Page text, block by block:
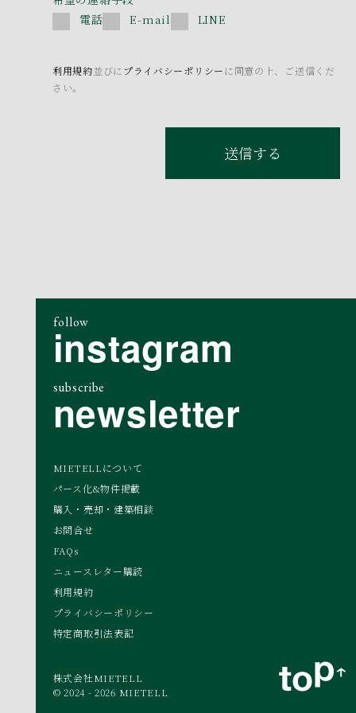
電話
E-mail LINE
利用規約並びに プライバシーポリシーに同意の上、ご送信くだ
さい。
送信する
follow
instagram
subscribe
newsletter
MIETELLについて
パース化&物件掲載
購入・売却・建築相談
お問合せ
FAQs
ニュースレター購読
利用規約
プライバシーポリシー
特定商取引法表記
株式会社MIETELL
© 2024 - 2026 MIETELL